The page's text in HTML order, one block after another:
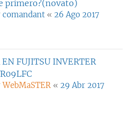
primero?(novato)
comandant « 26 Ago 2017
FUJITSU INVERTER
WebMaSTER « 29 Abr 2017